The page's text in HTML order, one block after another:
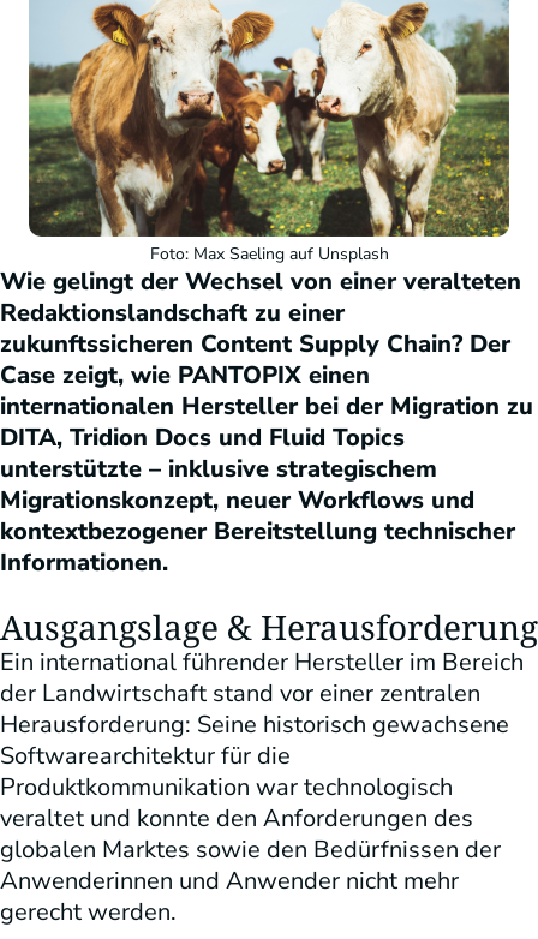
Foto: Max Saeling auf Unsplash
Wie gelingt der Wechsel von einer veralteten
Redaktionslandschaft zu einer
zukunftssicheren Content Supply Chain? Der
Case zeigt, wie PANTOPIX einen
internationalen Hersteller bei der Migration zu
DITA, Tridion Docs und Fluid Topics
unterstützte – inklusive strategischem
Migrationskonzept, neuer Workflows und
kontextbezogener Bereitstellung technischer
Informationen.
Ausgangslage & Herausforderung
Ein international führender Hersteller im Bereich
der Landwirtschaft stand vor einer zentralen
Herausforderung: Seine historisch gewachsene
Softwarearchitektur für die
Produktkommunikation war technologisch
veraltet und konnte den Anforderungen des
globalen Marktes sowie den Bedürfnissen der
Anwenderinnen und Anwender nicht mehr
gerecht werden.